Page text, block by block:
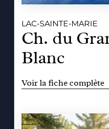
LAC-SAINTE-MARIE
Ch. du
Blanc
Voir la fiche complète